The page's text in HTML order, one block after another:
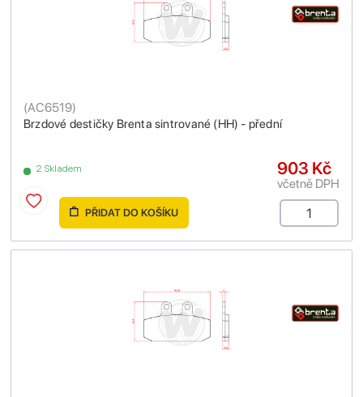
Brzdové destičky Brenta sintrované (HH) - přední
(AC6519)
2 Skladem 903 Kč
včetně DPH
PŘIDAT DO KOŠÍKU